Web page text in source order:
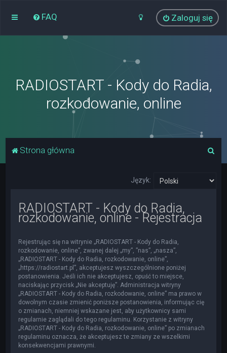
FAQ Zaloguj się
RADIOSTART - Kody do Radia,
rozkodowanie, online
Strona główna
Język:
RADIOSTART - Kody do Radia,
rozkodowanie, online - Rejestracja
Rejestrując się na witrynie „RADIOSTART - Kody do Radia,
rozkodowanie, online”, zwanej dalej „my”, ”nas”, „nasza”,
„RADIOSTART - Kody do Radia, rozkodowanie, online”,
„https://radiostart.pl”, akceptujesz wyszczególnione poniżej
postanowienia. Jeśli ich nie akceptujesz, opuść to miejsce,
naciskając przycisk „Nie akceptuję”. Administracja witryny
„RADIOSTART - Kody do Radia, rozkodowanie, online” ma prawo w
dowolnym czasie zmienić poniższe postanowienia, informując cię
o zmianach, niemniej wskazane jest, aby użytkownicy sami
regularnie zaglądali do tego regulaminu. Korzystanie z witryny
„RADIOSTART - Kody do Radia, rozkodowanie, online” po zmianach
regulaminu oznacza, że akceptujesz te zmiany ze wszelkimi
konsekwencjami prawnymi.